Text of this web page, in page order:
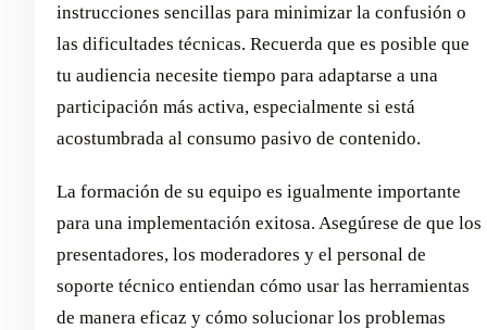
instrucciones sencillas para minimizar la confusión o
las dificultades técnicas. Recuerda que es posible que
tu audiencia necesite tiempo para adaptarse a una
participación más activa, especialmente si está
acostumbrada al consumo pasivo de contenido.
La formación de su equipo es igualmente importante
para una implementación exitosa. Asegúrese de que los
presentadores, los moderadores y el personal de
soporte técnico entiendan cómo usar las herramientas
de manera eficaz y cómo solucionar los problemas